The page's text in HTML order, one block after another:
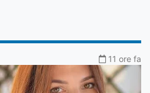
11 ore fa